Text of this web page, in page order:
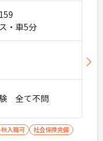
・車5分
験 全て不問
秋入職可 社会保険完備